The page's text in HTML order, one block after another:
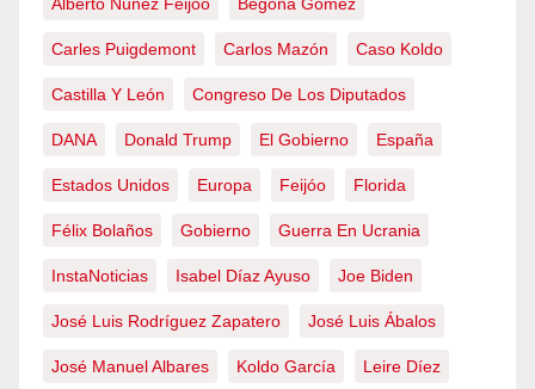
Carles Puigdemont Carlos Mazón Caso Koldo
Castilla Y León Congreso De Los Diputados
DANA Donald Trump El Gobierno España
Estados Unidos Europa Feijóo Florida
Félix Bolaños Gobierno Guerra En Ucrania
InstaNoticias Isabel Díaz Ayuso Joe Biden
José Luis Rodríguez Zapatero José Luis Ábalos
José Manuel Albares Koldo García Leire Díez